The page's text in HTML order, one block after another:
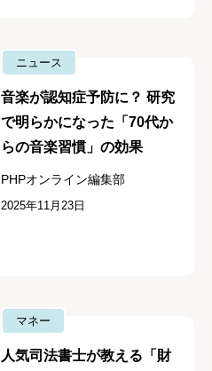
ニュース
音楽が認知症予防に？ 研究
で明らかになった「70代か
らの音楽習慣」の効果
PHPオンライン編集部
2025年11月23日
マネー
人気司法書士が教える「財